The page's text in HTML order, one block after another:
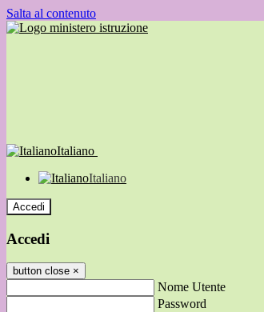
Salta al contenuto
Italiano
Italiano
Accedi
Accedi
button close ×
Nome Utente
Password